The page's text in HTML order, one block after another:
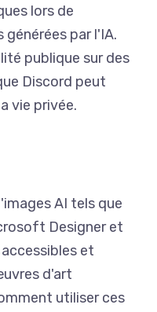
lors de
par l'IA.
publique sur des
Discord peut
vie privée.
AI tels que
Designer et
et
d'art
utiliser ces